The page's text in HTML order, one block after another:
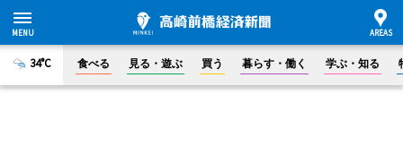
34°C 食べる 見る・遊ぶ 買う 暮らす・働く 学ぶ・知る